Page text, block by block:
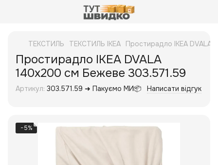
ТЕКСТИЛЬ ТЕКСТИЛЬ IKEA Простирадло IKEA
Простирадло IKEA DVALA
140х200 см Бежеве 303.571.59
Артикул: 303.571.59 ➜ Пакуємо МИ📦 Написати відгук
−5%